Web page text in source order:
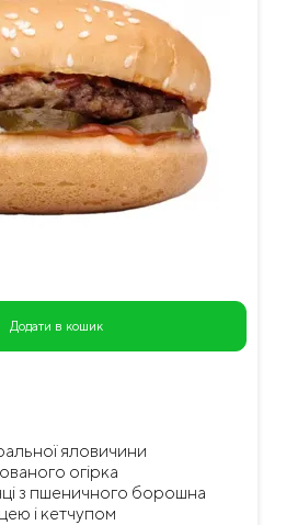
Додати в кошик
яловичини
огірка
з пшеничного борошна
і кетчупом